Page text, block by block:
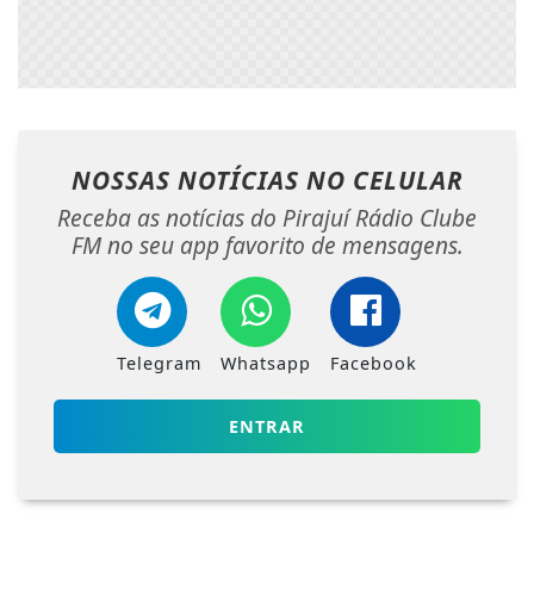
NOSSAS NOTÍCIAS NO CELULAR
Receba as notícias do Pirajuí Rádio Clube
FM no seu app favorito de mensagens.
Telegram Whatsapp Facebook
ENTRAR